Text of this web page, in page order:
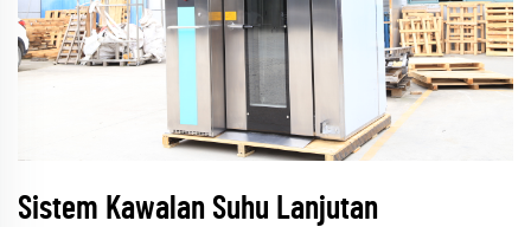
Sistem Kawalan Suhu Lanjutan